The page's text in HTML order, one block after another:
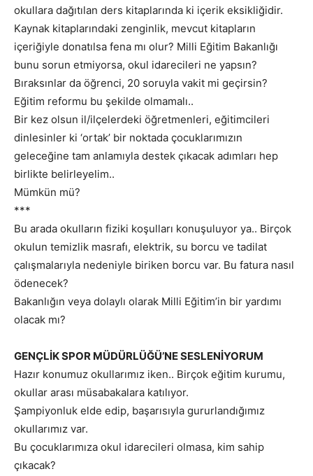
okullara dağıtılan ders kitaplarında ki içerik eksikliğidir.
Kaynak kitaplarındaki zenginlik, mevcut kitapların
içeriğiyle donatılsa fena mı olur? Milli Eğitim Bakanlığı
bunu sorun etmiyorsa, okul idarecileri ne yapsın?
Bıraksınlar da öğrenci, 20 soruyla vakit mi geçirsin?
Eğitim reformu bu şekilde olmamalı..
Bir kez olsun il/ilçelerdeki öğretmenleri, eğitimcileri
dinlesinler ki ‘ortak’ bir noktada çocuklarımızın
geleceğine tam anlamıyla destek çıkacak adımları hep
birlikte belirleyelim..
Mümkün mü?
***
Bu arada okulların fiziki koşulları konuşuluyor ya.. Birçok
okulun temizlik masrafı, elektrik, su borcu ve tadilat
çalışmalarıyla nedeniyle biriken borcu var. Bu fatura nasıl
ödenecek?
Bakanlığın veya dolaylı olarak Milli Eğitim’in bir yardımı
olacak mı?
GENÇLİK SPOR MÜDÜRLÜĞÜ’NE SESLENİYORUM
Hazır konumuz okullarımız iken.. Birçok eğitim kurumu,
okullar arası müsabakalara katılıyor.
Şampiyonluk elde edip, başarısıyla gururlandığımız
okullarımız var.
Bu çocuklarımıza okul idarecileri olmasa, kim sahip
çıkacak?